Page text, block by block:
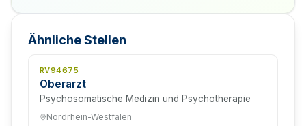
Ähnliche Stellen
RV94675
Oberarzt
Psychosomatische Medizin und Psychotherapie
Nordrhein-Westfalen